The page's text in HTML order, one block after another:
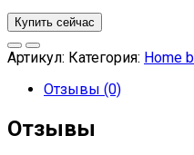
Купить сейчас
Артикул: Категория: Home
Отзывы (0)
Отзывы